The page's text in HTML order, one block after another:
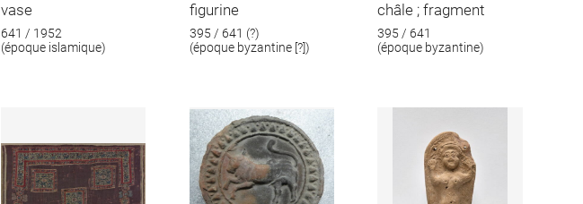
vase
641 / 1952
(époque islamique)
figurine
395 / 641 (?)
(époque byzantine [?])
châle ; fragment
395 / 641
(époque byzantine)